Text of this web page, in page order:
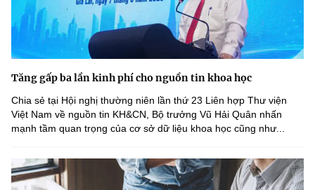
Tăng gấp ba lần kinh phí cho nguồn tin khoa học
Chia sẻ tại Hội nghị thường niên lần thứ 23 Liên hợp Thư viện
Việt Nam về nguồn tin KH&CN, Bộ trưởng Vũ Hải Quân nhấn
mạnh tầm quan trọng của cơ sở dữ liệu khoa học cũng như...